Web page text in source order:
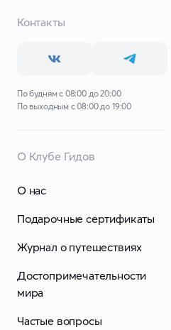
Контакты
По будням с 08:00 до 20:00
По выходным с 08:00 до 19:00
О Клубе Гидов
О нас
Подарочные сертификаты
Журнал о путешествиях
Достопримечательности
мира
Частые вопросы